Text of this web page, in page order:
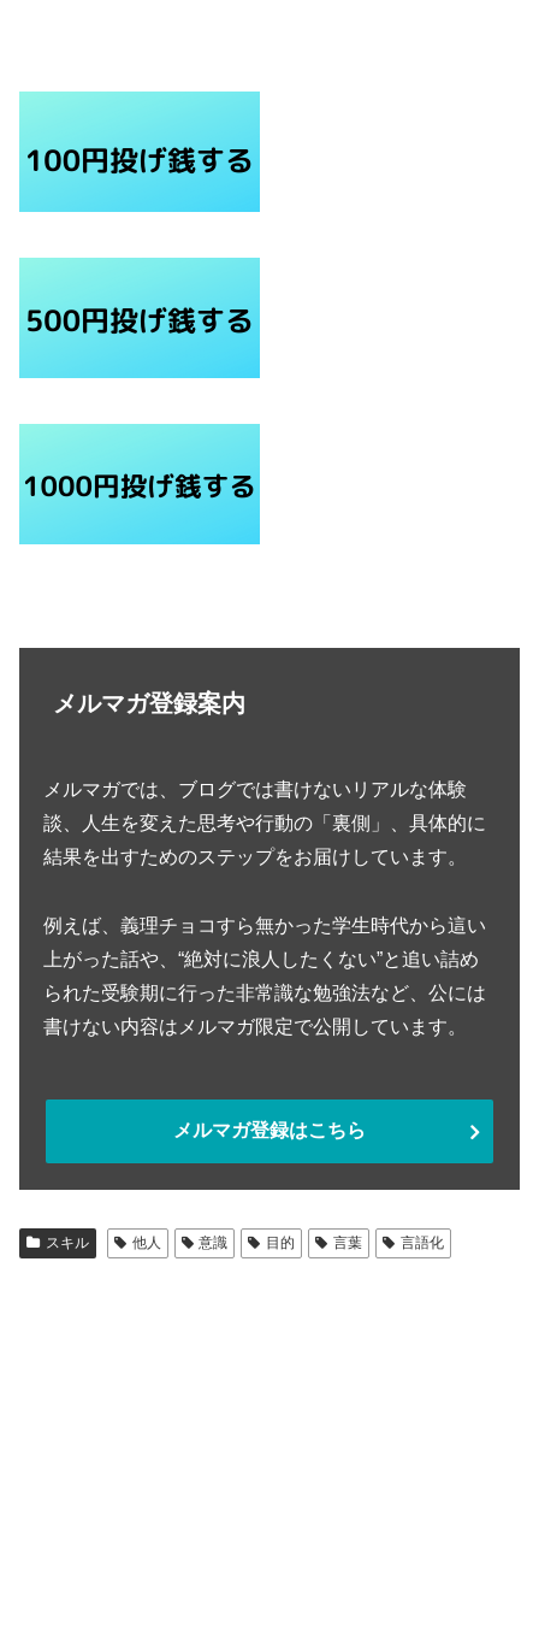
メルマガ登録案内
メルマガでは、ブログでは書けないリアルな体験
談、人生を変えた思考や行動の「裏側」、具体的に
結果を出すためのステップをお届けしています。
例えば、義理チョコすら無かった学生時代から這い
上がった話や、“絶対に浪人したくない”と追い詰め
られた受験期に行った非常識な勉強法など、公には
書けない内容はメルマガ限定で公開しています。
メルマガ登録はこちら
スキル 他人 意識 目的 言葉 言語化